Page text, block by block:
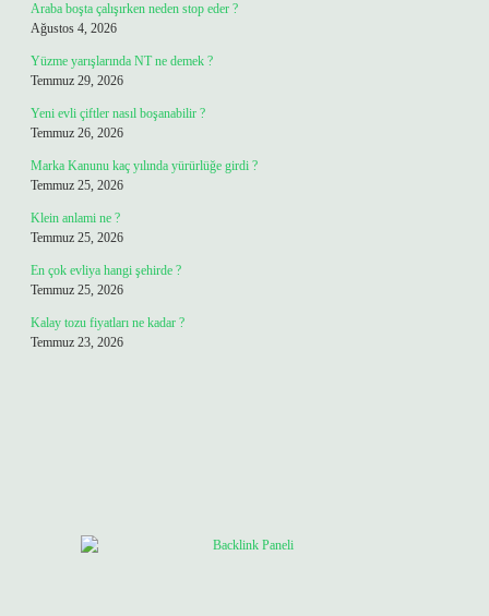
Araba boşta çalışırken neden stop eder ?
Ağustos 4, 2026
Yüzme yarışlarında NT ne demek ?
Temmuz 29, 2026
Yeni evli çiftler nasıl boşanabilir ?
Temmuz 26, 2026
Marka Kanunu kaç yılında yürürlüğe girdi ?
Temmuz 25, 2026
Klein anlami ne ?
Temmuz 25, 2026
En çok evliya hangi şehirde ?
Temmuz 25, 2026
Kalay tozu fiyatları ne kadar ?
Temmuz 23, 2026